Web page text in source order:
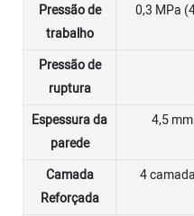
Pressão de
trabalho
0,3 MPa
Pressão de
ruptura
Espessura da
parede
4,5
Camada
Reforçada
4